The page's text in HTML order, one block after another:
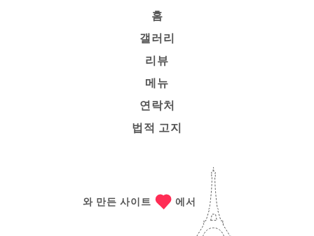
홈
갤러리
리뷰
메뉴
연락처
법적 고지
와 만든 사이트 에서